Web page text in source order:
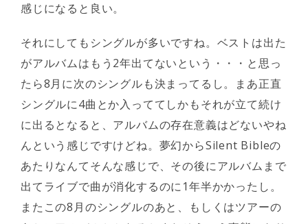
感じになると良い。
それにしてもシングルが多いですね。ベストは出た
がアルバムはもう2年出てないという・・・と思っ
たら8月に次のシングルも決まってるし。まあ正直
シングルに4曲とか入っててしかもそれが立て続け
に出るとなると、アルバムの存在意義はどないやね
んという感じですけどね。夢幻からSilent Bibleの
あたりなんてそんな感じで、その後にアルバムまで
出てライブで曲が消化するのに1年半かかったし。
またこの8月のシングルのあと、もしくはツアーの